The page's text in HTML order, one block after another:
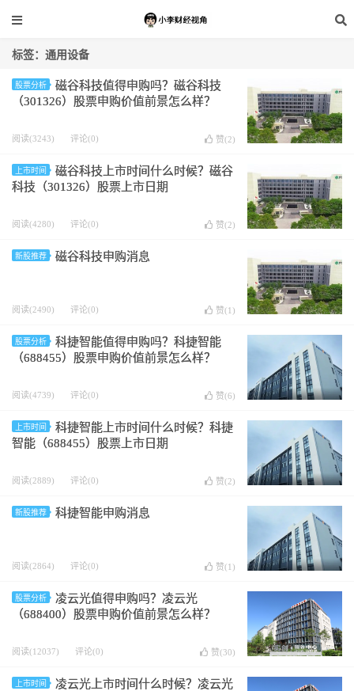
标签：通用设备
股票分析
磁谷科技值得申购吗？磁谷科技
（301326）股票申购价值前景怎么样？
阅读(3243) 评论(0) 赞(2)
上市时间
磁谷科技上市时间什么时候？磁谷
科技（301326）股票上市日期
阅读(4280) 评论(0) 赞(2)
新股推荐 磁谷科技申购消息
阅读(2490) 评论(0) 赞(1 )
股票分析
科捷智能值得申购吗？科捷智能
（688455）股票申购价值前景怎么样？
阅读(4739) 评论(0) 赞(6)
上市时间
科捷智能上市时间什么时候？科捷
智能（688455）股票上市日期
阅读(2889) 评论(0) 赞(2)
新股推荐 科捷智能申购消息
阅读(2864) 评论(0) 赞(1 )
股票分析
凌云光值得申购吗？凌云光
（688400）股票申购价值前景怎么样？
阅读(12037) 评论(0) 赞(30)
上市时间
凌云光上市时间什么时候？凌云光